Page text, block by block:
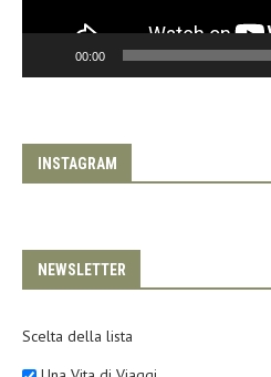
00:00
INSTAGRAM
NEWSLETTER
Scelta della lista